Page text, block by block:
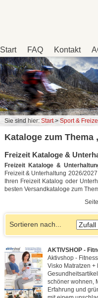
Start FAQ Kontakt
Sie sind hier: Start> Sport &
Kataloge zum Thema
Freizeit Kataloge &
Freizeit Kataloge &
Freizeit & Unterhaltung 2026/
Ihren Freizeit Katalog oder
besten Versandkataloge zum
Sortieren nach...
AKTIVSHOP -
Aktivshop -
Visko Matratzen
schöner wohnen,
Erfahrung und